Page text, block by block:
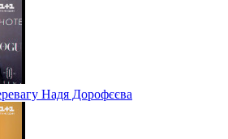
Надя Дорофєєва